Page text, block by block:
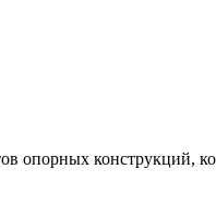
опорных конструкций,